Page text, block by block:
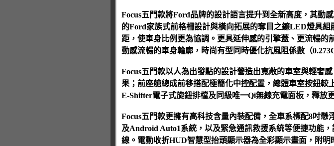
Focus五門款將Ford品牌的設計語言提升到全新高度，其動
的Ford家族式前格柵設計與橫向拓展的奪目之鐮LED燈具
距，使車身比例更為協調。更具延伸感的引擎蓋、更流暢
動感流暢的車身輪廓，時尚有型同時優化抗風阻係數（
Focus五門款以人為出發點的設計營造出寬敞的車室與輕奢
果；前座艙總成前移搭配極簡化中控配置，總體車室按鈕
E-Shifter電子式旋鈕排檔及同級唯一Qi無線充電面板，釋放
Focus五門款更擁有高科技含量內裝配備，全車系標配8吋
及Android Auto1系統，以及緊急通訊救援系統等便捷功能
線。電動收折HUD智慧型抬頭顯示器為全彩顯示畫面，附